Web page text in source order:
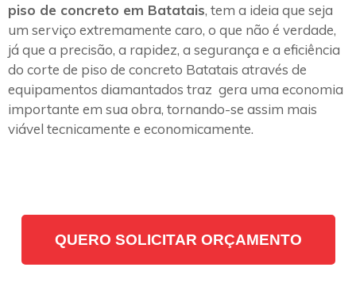
piso de concreto em Batatais, tem a ideia que seja
um serviço extremamente caro, o que não é verdade,
já que a precisão, a rapidez, a segurança e a eficiência
do corte de piso de concreto Batatais através de
equipamentos diamantados traz gera uma economia
importante em sua obra, tornando-se assim mais
viável tecnicamente e economicamente.
QUERO SOLICITAR ORÇAMENTO